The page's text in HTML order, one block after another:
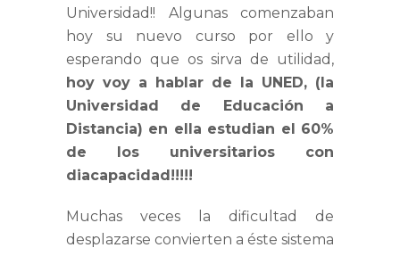
Universidad!! Algunas comenzaban
hoy su nuevo curso por ello y
esperando que os sirva de utilidad,
hoy voy a hablar de la UNED, (la
Universidad de Educación a
Distancia) en ella estudian el 60%
de los universitarios con
diacapacidad!!!!!
Muchas veces la dificultad de
desplazarse convierten a éste sistema